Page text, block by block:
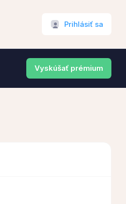
Prihlásiť sa
Vyskúšať prémium